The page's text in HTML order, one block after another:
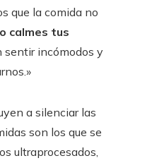
que la comida no
calmes tus
sentir incómodos y
a silenciar las
son los que se
ultraprocesados,